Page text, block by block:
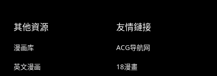
其他資源
漫画库
英文漫画
友情鏈接
ACG导航网
18漫畫